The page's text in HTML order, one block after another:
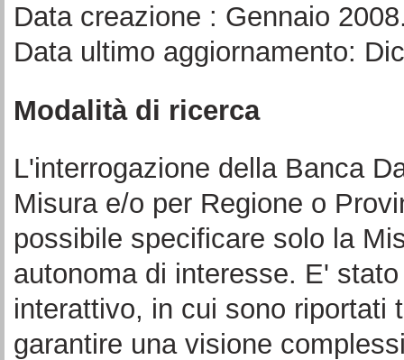
Data creazione : Gennaio
Data ultimo aggiornamento:
Modalità di ricerca
L'interrogazione della Banca
Misura e/o per Regione o
possibile specificare solo la
autonoma di interesse. E'
interattivo, in cui sono riportati
garantire una visione